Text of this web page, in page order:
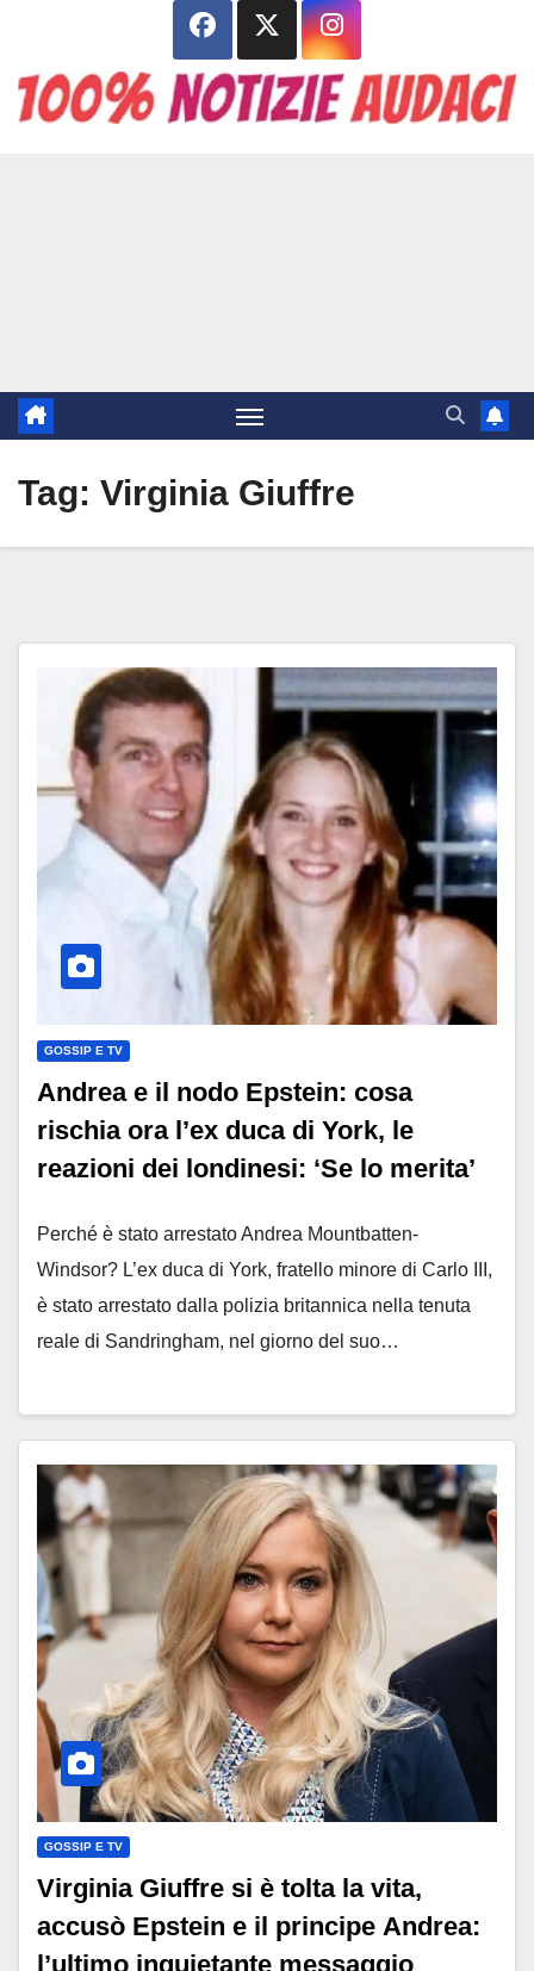
contenuto
Tag: Virginia Giuffre
GOSSIP E TV
Andrea e il nodo Epstein: cosa
rischia ora l’ex duca di York, le
reazioni dei londinesi: ‘Se lo merita’
Perché è stato arrestato Andrea Mountbatten-
Windsor? L’ex duca di York, fratello minore di Carlo III,
è stato arrestato dalla polizia britannica nella tenuta
reale di Sandringham, nel giorno del suo…
GOSSIP E TV
Virginia Giuffre si è tolta la vita,
accusò Epstein e il principe Andrea:
l’ultimo inquietante messaggio